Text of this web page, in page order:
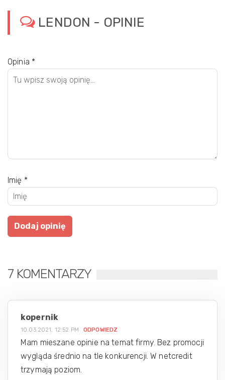
LENDON - OPINIE
Opinia *
Imię *
7 KOMENTARZY
kopernik
10.03.2021, 12:52 PM ODPOWIEDZ
Mam mieszane opinie na temat firmy. Bez promocji
wygląda średnio na tle konkurencji. W netcredit
trzymają poziom.